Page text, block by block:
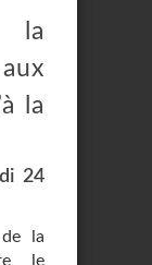
la
la
24
la
le